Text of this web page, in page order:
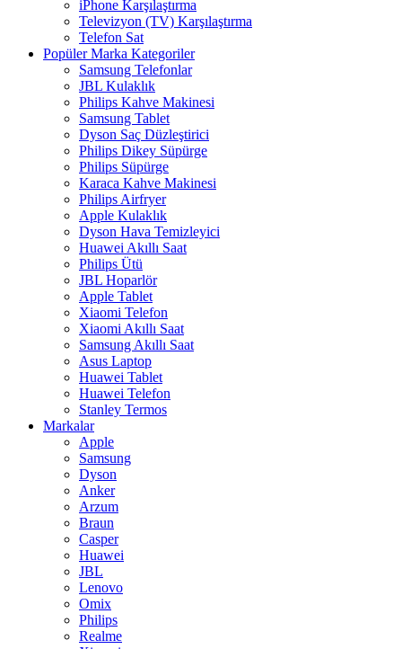
iPhone Karşılaştırma
Televizyon (TV) Karşılaştırma
Telefon Sat
Popüler Marka Kategoriler
Samsung Telefonlar
JBL Kulaklık
Philips Kahve Makinesi
Samsung Tablet
Dyson Saç Düzleştirici
Philips Dikey Süpürge
Philips Süpürge
Karaca Kahve Makinesi
Philips Airfryer
Apple Kulaklık
Dyson Hava Temizleyici
Huawei Akıllı Saat
Philips Ütü
JBL Hoparlör
Apple Tablet
Xiaomi Telefon
Xiaomi Akıllı Saat
Samsung Akıllı Saat
Asus Laptop
Huawei Tablet
Huawei Telefon
Stanley Termos
Markalar
Apple
Samsung
Dyson
Anker
Arzum
Braun
Casper
Huawei
JBL
Lenovo
Omix
Philips
Realme